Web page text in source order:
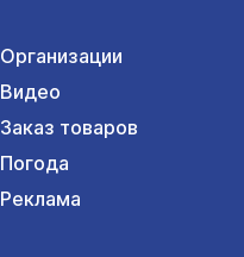
Организации
Видео
Заказ товаров
Погода
Реклама